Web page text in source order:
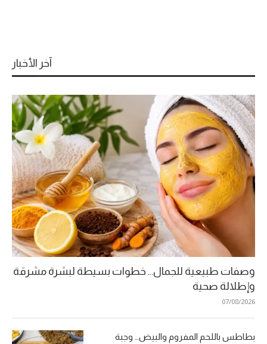
آخر الأخبار
وصفات طبيعية للجمال… خطوات بسيطة لبشرة مشرقة
وإطلالة صحية
07/08/2026
بطاطس باللحم المفروم والبيض… وجبة